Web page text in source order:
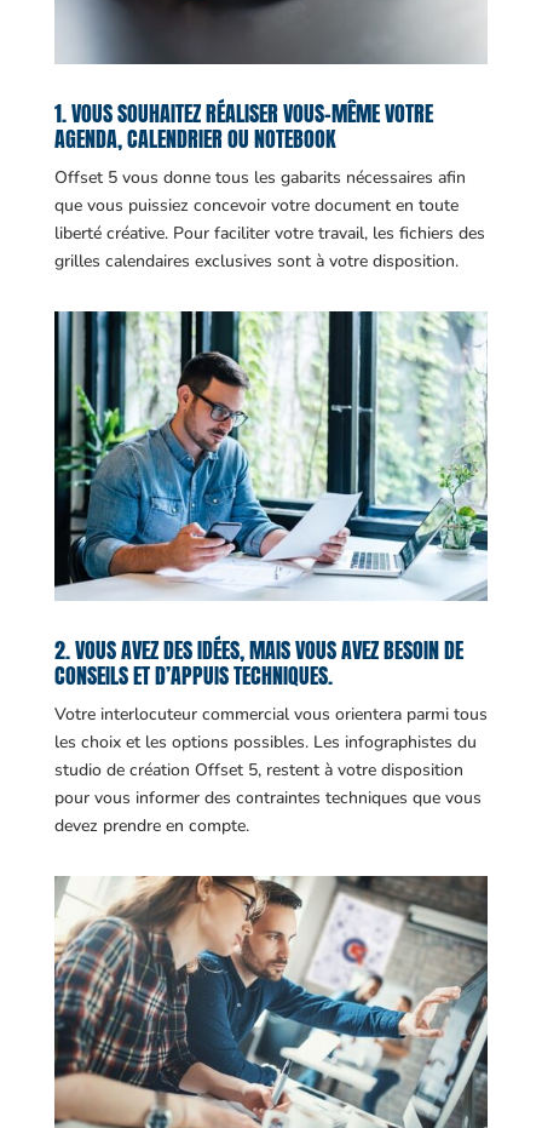
1. VOUS SOUHAITEZ RÉALISER VOUS-MÊME VOTRE
AGENDA, CALENDRIER OU NOTEBOOK
Offset 5 vous donne tous les gabarits nécessaires afin
que vous puissiez concevoir votre document en toute
liberté créative. Pour faciliter votre travail, les fichiers des
grilles calendaires exclusives sont à votre disposition.
2. VOUS AVEZ DES IDÉES, MAIS VOUS AVEZ BESOIN DE
CONSEILS ET D’APPUIS TECHNIQUES.
Votre interlocuteur commercial vous orientera parmi tous
les choix et les options possibles. Les infographistes du
studio de création Offset 5, restent à votre disposition
pour vous informer des contraintes techniques que vous
devez prendre en compte.